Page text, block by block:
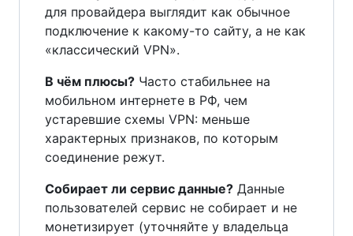
для провайдера выглядит как обычное
подключение к какому-то сайту, а не как
«классический VPN».
В чём плюсы? Часто стабильнее на
мобильном интернете в РФ, чем
устаревшие схемы VPN: меньше
характерных признаков, по которым
соединение режут.
Собирает ли сервис данные? Данные
пользователей сервис не собирает и не
монетизирует (уточняйте у владельца